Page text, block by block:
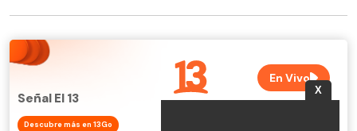
Señal El 13
Descubre más en 13Go